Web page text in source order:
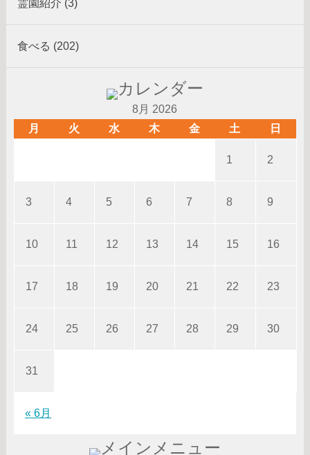
霊園紹介 (3)
食べる (202)
8月 2026
月
火 水 木 金 土 日
« 6月
1 2
3 4 5 6 7 8 9
10 11 12 13 14 15 16
17 18 19 20 21 22 23
24 25 26 27 28 29 30
31